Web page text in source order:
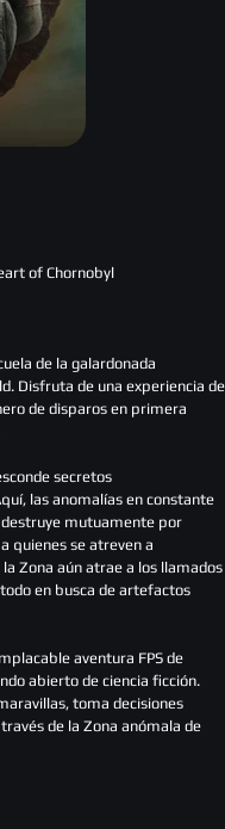
of Chornobyl
de la galardonada
Disfruta de una experiencia de
de disparos en primera
secretos
las anomalías en constante
mutuamente por
quienes se atreven a
Zona aún atrae a los llamados
en busca de artefactos
aventura FPS de
abierto de ciencia ficción.
toma decisiones
de la Zona anómala de